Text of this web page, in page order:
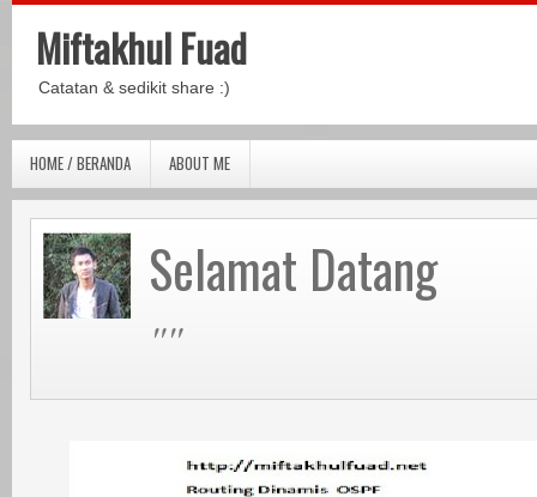
Miftakhul Fuad
Catatan & sedikit share :)
HOME / BERANDA ABOUT ME
Selamat Datang
""